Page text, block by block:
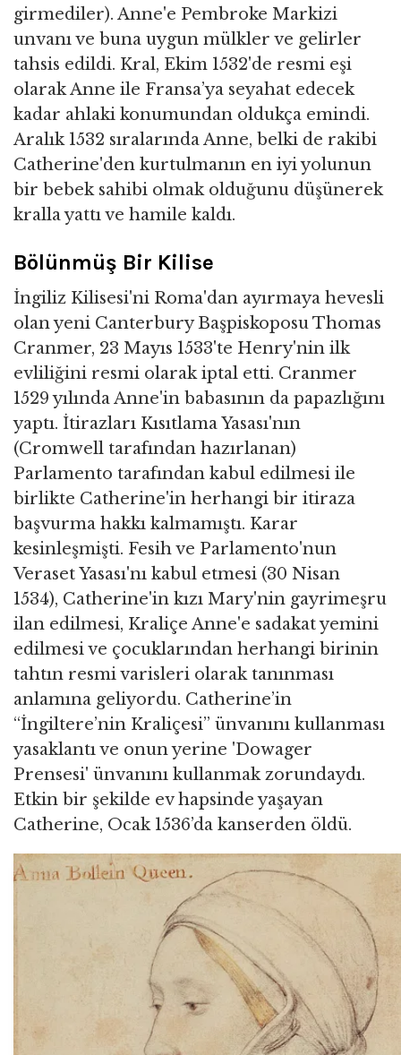
girmediler). Anne'e Pembroke Markizi
unvanı ve buna uygun mülkler ve gelirler
tahsis edildi. Kral, Ekim 1532'de resmi eşi
olarak Anne ile Fransa’ya seyahat edecek
kadar ahlaki konumundan oldukça emindi.
Aralık 1532 sıralarında Anne, belki de rakibi
Catherine'den kurtulmanın en iyi yolunun
bir bebek sahibi olmak olduğunu düşünerek
kralla yattı ve hamile kaldı.
Bölünmüş Bir Kilise
İngiliz Kilisesi'ni Roma'dan ayırmaya hevesli
olan yeni Canterbury Başpiskoposu Thomas
Cranmer, 23 Mayıs 1533'te Henry'nin ilk
evliliğini resmi olarak iptal etti. Cranmer
1529 yılında Anne'in babasının da papazlığını
yaptı. İtirazları Kısıtlama Yasası'nın
(Cromwell tarafından hazırlanan)
Parlamento tarafından kabul edilmesi ile
birlikte Catherine'in herhangi bir itiraza
başvurma hakkı kalmamıştı. Karar
kesinleşmişti. Fesih ve Parlamento'nun
Veraset Yasası'nı kabul etmesi (30 Nisan
1534), Catherine'in kızı Mary'nin gayrimeşru
ilan edilmesi, Kraliçe Anne'e sadakat yemini
edilmesi ve çocuklarından herhangi birinin
tahtın resmi varisleri olarak tanınması
anlamına geliyordu. Catherine’in
“İngiltere’nin Kraliçesi” ünvanını kullanması
yasaklantı ve onun yerine 'Dowager
Prensesi' ünvanını kullanmak zorundaydı.
Etkin bir şekilde ev hapsinde yaşayan
Catherine, Ocak 1536’da kanserden öldü.